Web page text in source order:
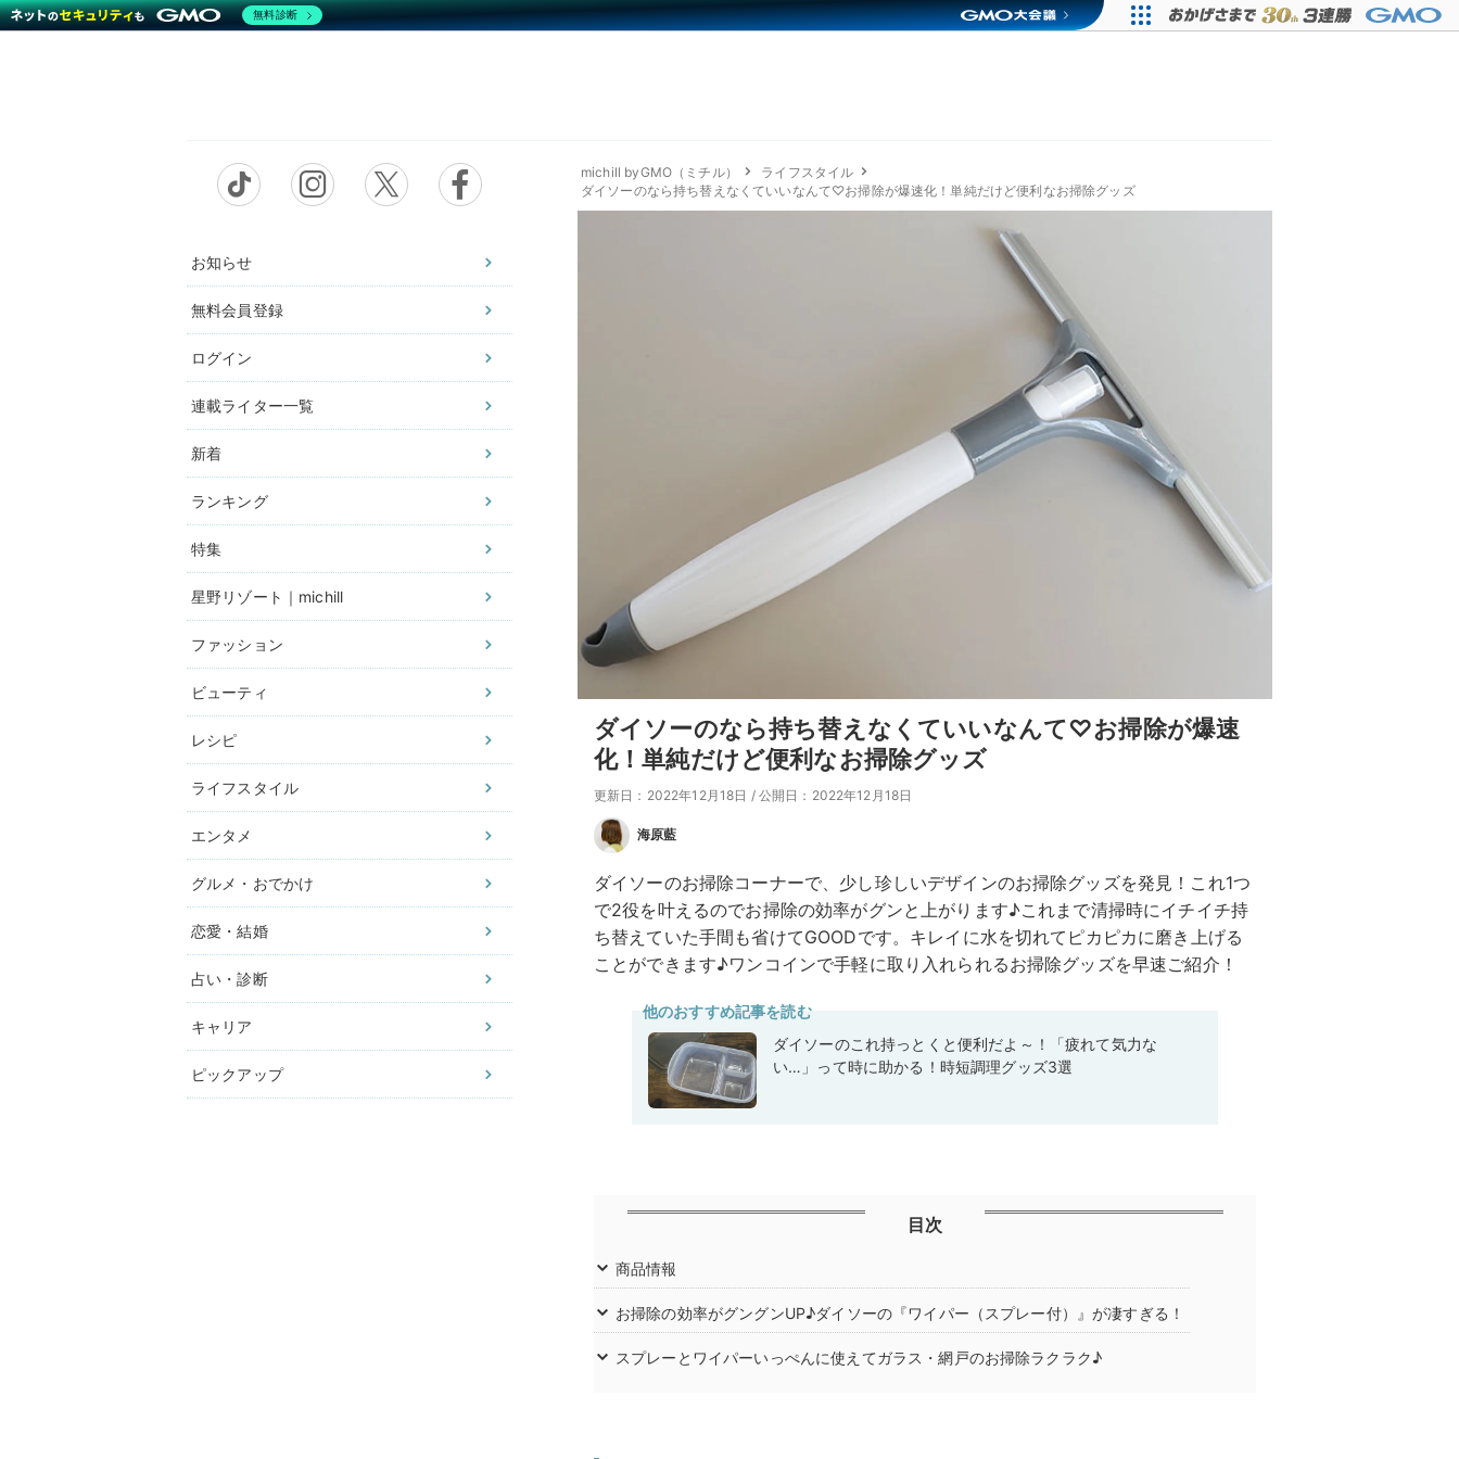
お知らせ
無料会員登録
ログイン
連載ライター一覧
新着
ランキング
特集
星野リゾート｜michill
ファッション
ビューティ
レシピ
ライフスタイル
エンタメ
グルメ・おでかけ
恋愛・結婚
占い・診断
キャリア
ピックアップ
michill byGMO（ミチル）
ライフスタイル
ダイソーのなら持ち替えなくていいなんて♡お掃除が爆速化！単純だけど便利なお掃除グッズ
ダイソーのなら持ち替えなくていいなんて♡お掃除が爆速
化！単純だけど便利なお掃除グッズ
更新日：2022年12月18日 / 公開日：2022年12月18日
海原藍
ダイソーのお掃除コーナーで、少し珍しいデザインのお掃除グッズを発見！これ1つ
で2役を叶えるのでお掃除の効率がグンと上がります♪これまで清掃時にイチイチ持
ち替えていた手間も省けてGOODです。キレイに水を切れてピカピカに磨き上げる
ことができます♪ワンコインで手軽に取り入れられるお掃除グッズを早速ご紹介！
他のおすすめ記事を読む
ダイソーのこれ持っとくと便利だよ～！「疲れて気力な
い…」って時に助かる！時短調理グッズ3選
目次
商品情報
お掃除の効率がグングンUP♪ダイソーの『ワイパー（スプレー付）』が凄すぎる！
スプレーとワイパーいっぺんに使えてガラス・網戸のお掃除ラクラク♪
無料診断